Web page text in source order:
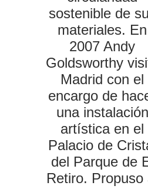
sostenible de
materiales. En
2007 Andy
Goldsworthy
Madrid con el
encargo de
una instalación
artística en el
Palacio de
del Parque de
Retiro. Propuso